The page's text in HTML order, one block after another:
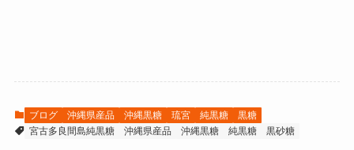
ブログ 沖縄県産品 沖縄黒糖 琉宮 純黒糖
黒糖
宮古多良間島純黒糖
沖縄県産品 沖縄黒糖 純黒糖 黒砂糖